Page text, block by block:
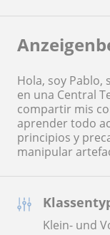
Klein- und
Hola, soy Pablo,
en una Central
compartir mis
aprender todo
principios y
manipular